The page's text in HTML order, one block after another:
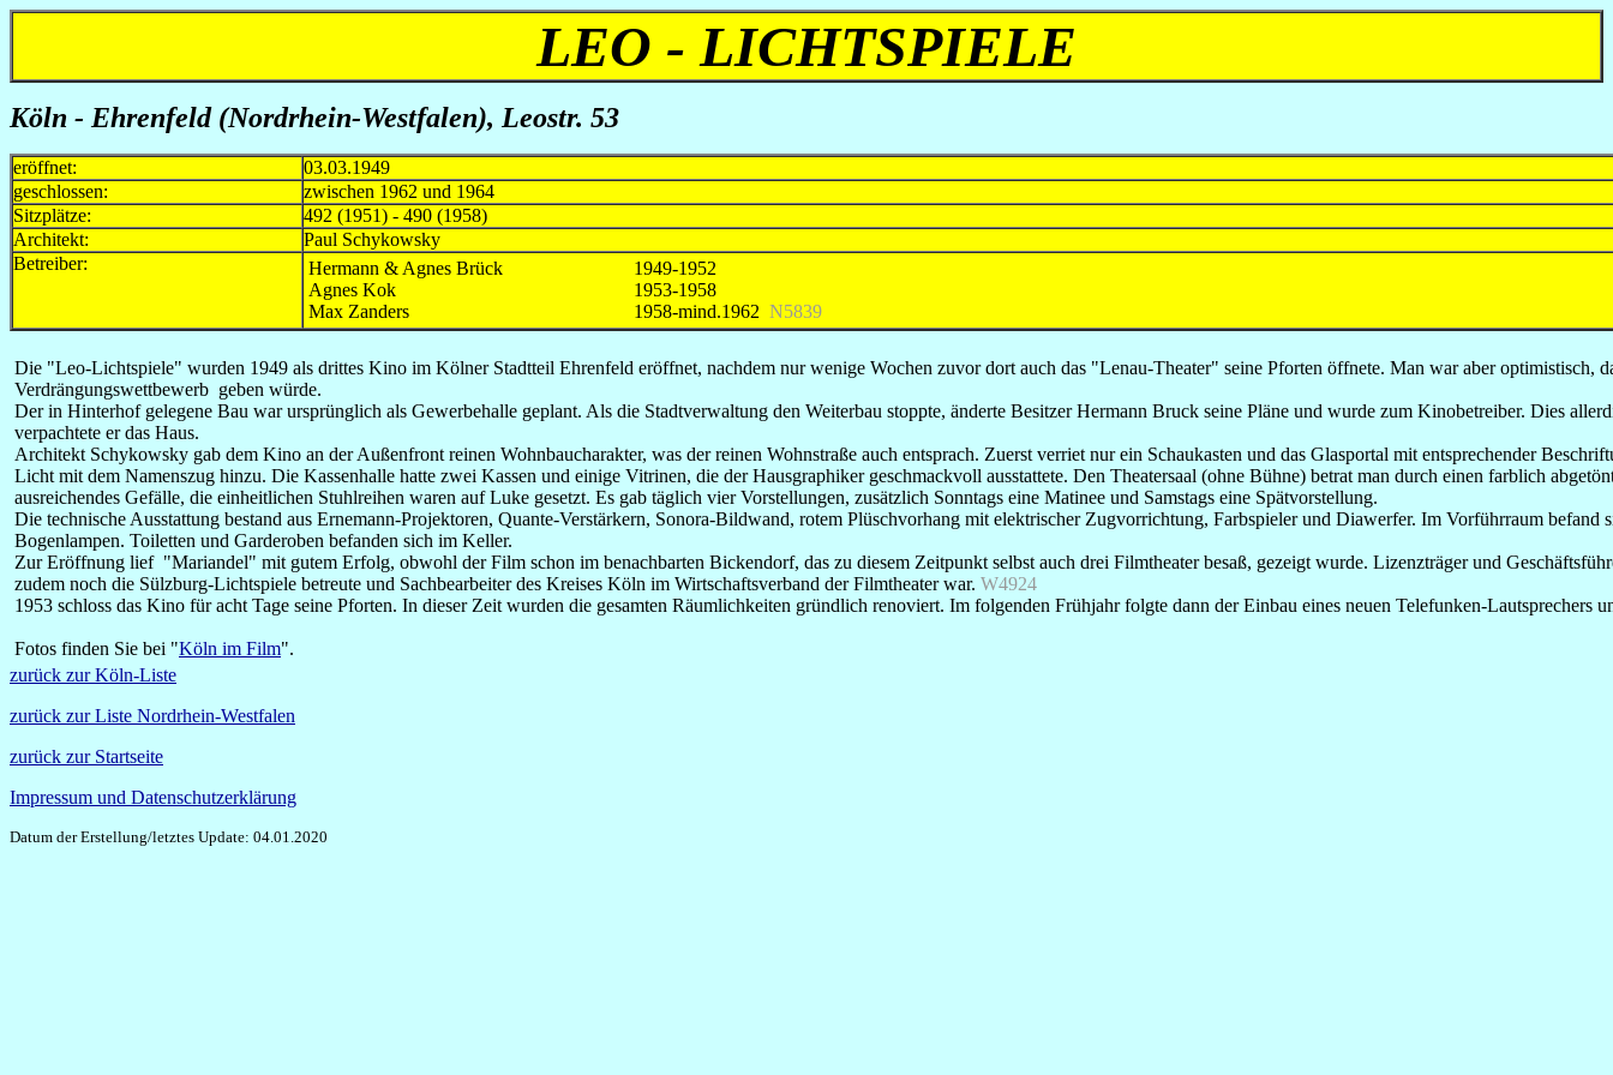
LEO - LICHTSPIELE
Köln - Ehrenfeld (Nordrhein-Westfalen), Leostr. 53
eröffnet:
03.03.1949
geschlossen:
zwischen 1962 und 1964
Sitzplätze:
492 (1951) - 490 (1958)
Architekt:
Paul Schykowsky
Betreiber:
Hermann & Agnes Brück
Agnes Kok
Max Zanders
1949-1952
1953-1958
1958-mind.1962 N5839
Die "Leo-Lichtspiele" wurden 1949 als drittes Kino im Kölner Stadtteil Ehrenfeld eröffnet, nachdem nur wenige Wochen zuvor dort auch das "Lenau-Theater" seine Pforten öffnete. Man war aber optimistisch,
Verdrängungswettbewerb geben würde.
Der in Hinterhof gelegene Bau war ursprünglich als Gewerbehalle geplant. Als die Stadtverwaltung den Weiterbau stoppte, änderte Besitzer Hermann Bruck seine Pläne und wurde zum Kinobetreiber. Dies
verpachtete er das Haus.
Architekt Schykowsky gab dem Kino an der Außenfront reinen Wohnbaucharakter, was der reinen Wohnstraße auch entsprach. Zuerst verriet nur ein Schaukasten und das Glasportal mit entsprechender
Licht mit dem Namenszug hinzu. Die Kassenhalle hatte zwei Kassen und einige Vitrinen, die der Hausgraphiker geschmackvoll ausstattete. Den Theatersaal (ohne Bühne) betrat man durch einen farblich
ausreichendes Gefälle, die einheitlichen Stuhlreihen waren auf Luke gesetzt. Es gab täglich vier Vorstellungen, zusätzlich Sonntags eine Matinee und Samstags eine Spätvorstellung.
Die technische Ausstattung bestand aus Ernemann-Projektoren, Quante-Verstärkern, Sonora-Bildwand, rotem Plüschvorhang mit elektrischer Zugvorrichtung, Farbspieler und Diawerfer. Im Vorführraum befand
Bogenlampen. Toiletten und Garderoben befanden sich im Keller.
Zur Eröffnung lief "Mariandel" mit gutem Erfolg, obwohl der Film schon im benachbarten Bickendorf, das zu diesem Zeitpunkt selbst auch drei Filmtheater besaß, gezeigt wurde. Lizenzträger und
zudem noch die Sülzburg-Lichtspiele betreute und Sachbearbeiter des Kreises Köln im Wirtschaftsverband der Filmtheater war. W4924
1953 schloss das Kino für acht Tage seine Pforten. In dieser Zeit wurden die gesamten Räumlichkeiten gründlich renoviert. Im folgenden Frühjahr folgte dann der Einbau eines neuen Telefunken-Lautsprechers
Fotos finden Sie bei "Köln im Film".
zurück zur Köln-Liste
zurück zur Liste Nordrhein-Westfalen
zurück zur Startseite
Impressum und Datenschutzerklärung
Datum der Erstellung/letztes Update: 04.01.2020